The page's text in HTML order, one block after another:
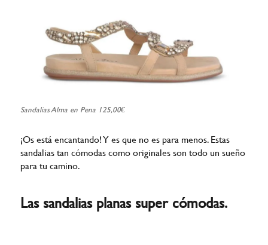
Sandalias Alma en Pena 125,00€
¡Os está encantando! Y es que no es para menos. Estas
sandalias tan cómodas como originales son todo un sueño
para tu camino.
Las sandalias planas super cómodas.